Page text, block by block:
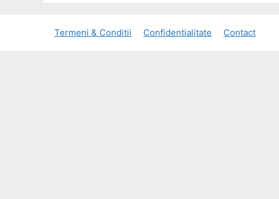
Termeni & Conditii Confidentialitate Contact